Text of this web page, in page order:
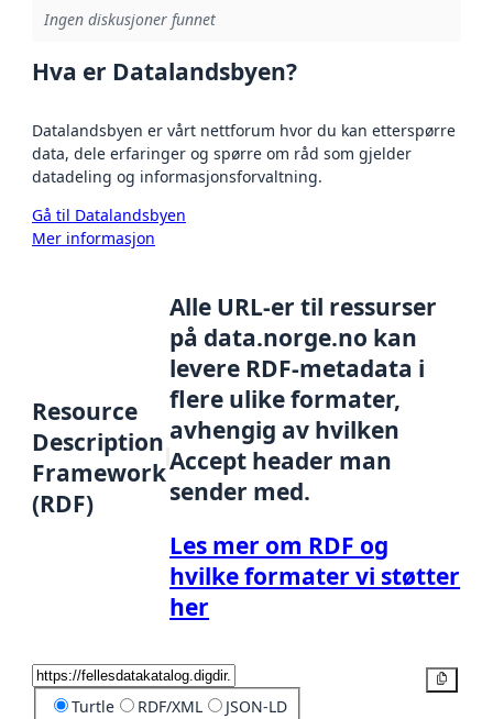
Ingen diskusjoner funnet
Hva er Datalandsbyen?
Datalandsbyen er vårt nettforum hvor du kan etterspørre
data, dele erfaringer og spørre om råd som gjelder
datadeling og informasjonsforvaltning.
Gå til Datalandsbyen
Mer informasjon
Resource
Description
Framework
(RDF)
Alle URL-er til ressurser
på data.norge.no kan
levere RDF-metadata i
flere ulike formater,
avhengig av hvilken
Accept header man
sender med.
Les mer om RDF og
hvilke formater vi støtter
her
Turtle RDF/XML JSON-LD